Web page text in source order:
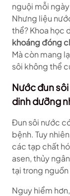
nguội mỗi
Nhưng liệu
thể? Khoa học
khoáng đóng
Mà còn mang
sôi không thể
Nước đun
dinh dưỡng
Đun sôi nước
bệnh. Tuy
các tạp chất
asen, thủy
tại trong
Nguy hiểm